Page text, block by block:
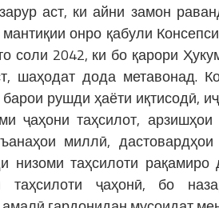
аст, ки айни замон
онро қабули
соли 2042, ки бо қарори
шаҳодат дода метавонад.
рушди ҳаёти иқтисодӣ,
ҷаҳони таҳсилот,
миллӣ,
низоми таҳсилоти
таҳсилоти ҷаҳонӣ, бо